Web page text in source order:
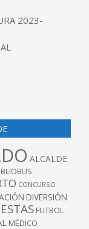
2023-
ALCALDE
CONCURSO
DIVERSIÓN
FUTBOL
MÉDICO